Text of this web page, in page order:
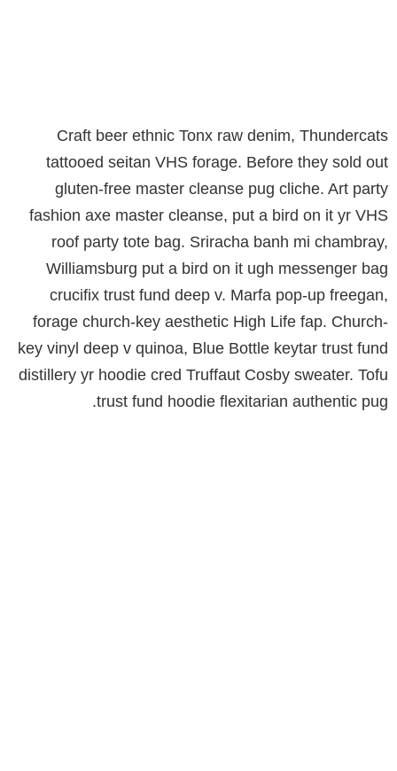
Craft beer ethnic Tonx raw denim, Thundercats
tattooed seitan VHS forage. Before they sold out
gluten-free master cleanse pug cliche. Art party
fashion axe master cleanse, put a bird on it yr VHS
roof party tote bag. Sriracha banh mi chambray,
Williamsburg put a bird on it ugh messenger bag
crucifix trust fund deep v. Marfa pop-up freegan,
forage church-key aesthetic High Life fap. Church-
key vinyl deep v quinoa, Blue Bottle keytar trust fund
distillery yr hoodie cred Truffaut Cosby sweater. Tofu
trust fund hoodie flexitarian authentic pug.